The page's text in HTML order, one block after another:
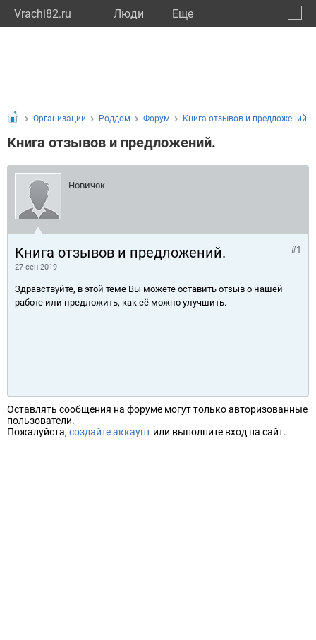
Vrachi82.ru Люди Eще
Организации Роддом Форум Книга отзывов и предложений.
Книга отзывов и предложений.
Новичок
Книга отзывов и предложений.
27 сен 2019
#1
Здравствуйте, в этой теме Вы можете оставить отзыв о нашей
работе или предложить, как её можно улучшить.
Оставлять сообщения на форуме могут только авторизованные
пользователи.
Пожалуйста, создайте аккаунт или выполните вход на сайт.